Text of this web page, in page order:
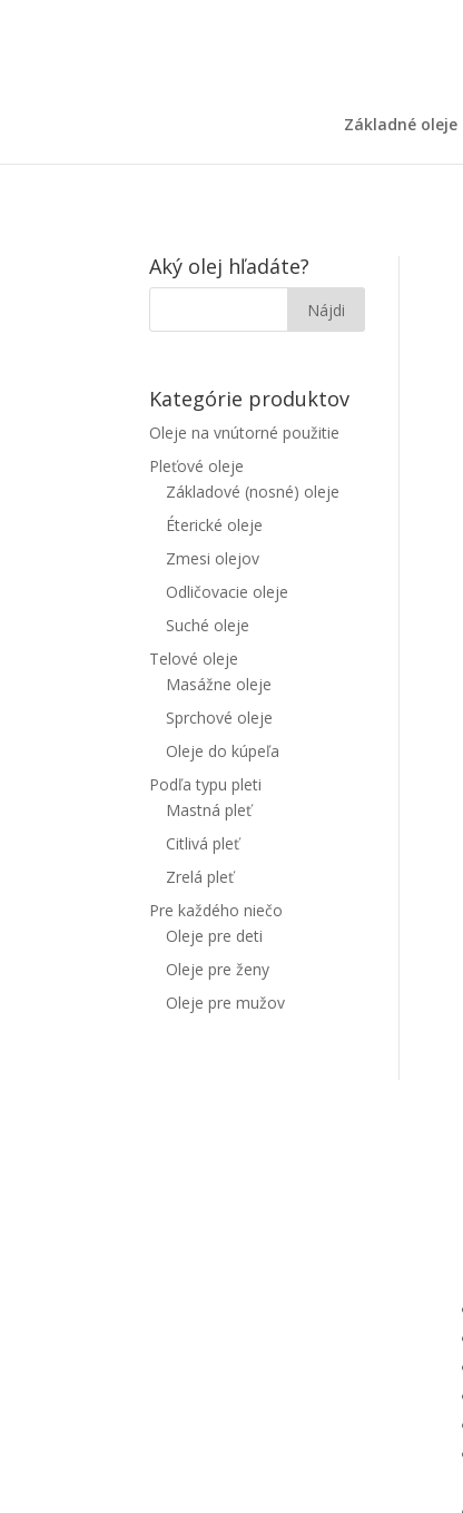
Základné oleje
Aký olej hľadáte?
Kategórie produktov
Oleje na vnútorné použitie
Pleťové oleje
Základové (nosné) oleje
Éterické oleje
Zmesi olejov
Odličovacie oleje
Suché oleje
Telové oleje
Masážne oleje
Sprchové oleje
Oleje do kúpeľa
Podľa typu pleti
Mastná pleť
Citlivá pleť
Zrelá pleť
Pre každého niečo
Oleje pre deti
Oleje pre ženy
Oleje pre mužov